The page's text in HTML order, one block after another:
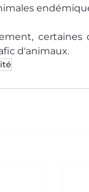
d'animaux.